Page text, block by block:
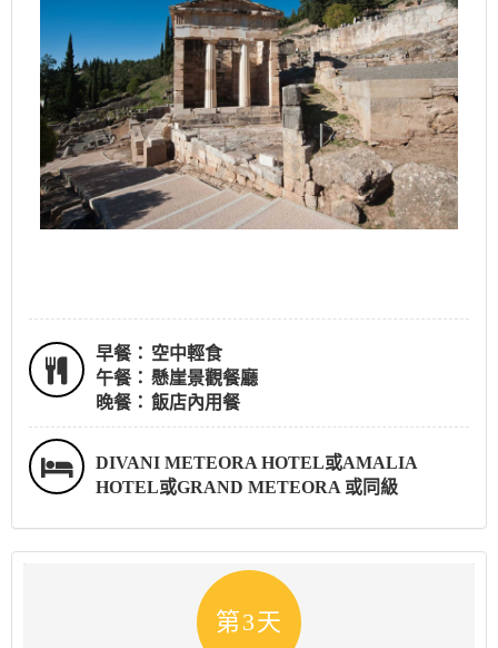
早餐： 空中輕食
午餐： 懸崖景觀餐廳
晚餐： 飯店內用餐
DIVANI METEORA HOTEL或AMALIA
HOTEL或GRAND METEORA 或同級
第3天